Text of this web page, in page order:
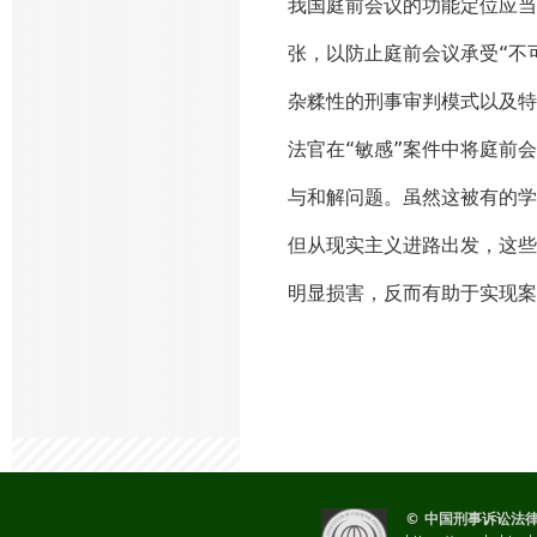
我国庭前会议的功能定位应
张，以防止庭前会议承受“
杂糅性的刑事审判模式以及
法官在“敏感”案件中将庭前
与和解问题。虽然这被有的
但从现实主义进路出发，这
明显损害，反而有助于实现
© 中国刑事诉讼法